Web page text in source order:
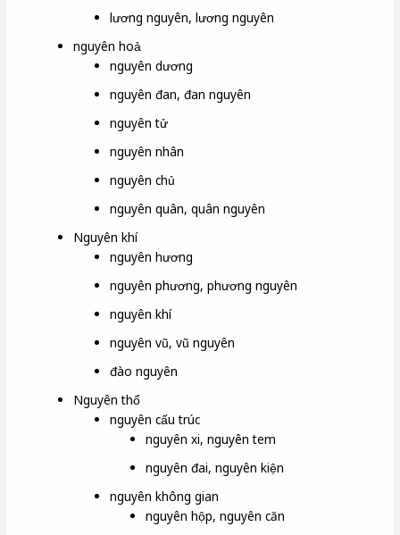
lương nguyên, lương nguyên
nguyên hoả
nguyên dương
nguyên đan, đan nguyên
nguyên tử
nguyên nhân
nguyên chủ
nguyên quân, quân nguyên
Nguyên khí
nguyên hương
nguyên phương, phương nguyên
nguyên khí
nguyên vũ, vũ nguyên
đào nguyên
Nguyên thổ
nguyên cấu trúc
nguyên xi, nguyên tem
nguyên đai, nguyên kiện
nguyên không gian
nguyên hộp, nguyên căn